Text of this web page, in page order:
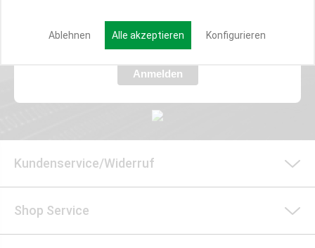
Anmelden
Kundenservice/Widerruf
Shop Service
Ablehnen Alle akzeptieren Konfigurieren